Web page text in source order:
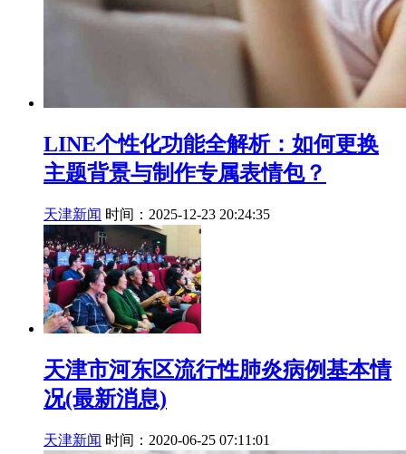
LINE个性化功能全解析：如何更换
主题背景与制作专属表情包？
天津新闻 时间：2025-12-23 20:24:35
天津市河东区流行性肺炎病例基本情
况(最新消息)
天津新闻 时间：2020-06-25 07:11:01